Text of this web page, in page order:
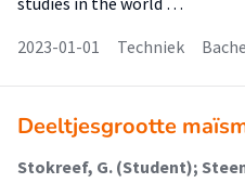
2023-01-01
Techniek
Deeltjesgrootte
Stokreef, G. (Student);